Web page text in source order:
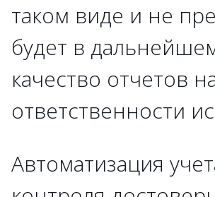
таком виде и не
будет в
качество отчетов
ответственности
Автоматизация